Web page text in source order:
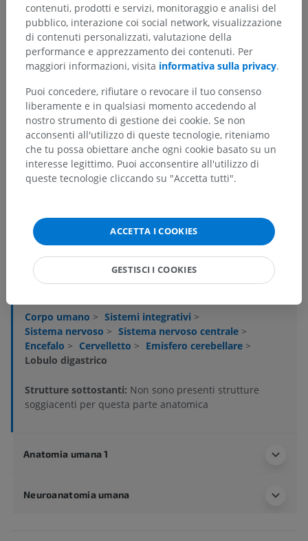
Gerarchia anatomica
Corpo umano > Sistemi integrativi >
Sistema nervoso > Sistema nervoso centrale >
Encefalo > Cervelletto > Emisfero cerebellare >
Lobulo digastrico
Strutture sottostanti: Non sono presenti strutture
soggiacenti per questa parte anatomica
Anatomia umana 1
Neuroanatomia umana
contenuti, prodotti e servizi, monitoraggio e analisi del
pubblico, interazione coi social network, visualizzazione
di contenuti personalizzati, valutazione della
performance e apprezzamento dei contenuti. Per
maggiori informazioni, visita informativa sulla privacy.
Puoi concedere, rifiutare o revocare il tuo consenso
liberamente e in qualsiasi momento accedendo al
nostro strumento di gestione dei cookie. Se non
acconsenti all'utilizzo di queste tecnologie, riteniamo
che tu possa obiettare anche ogni cookie basato su un
interesse legittimo. Puoi acconsentire all'utilizzo di
queste tecnologie cliccando su "Accetta tutti".
ACCETTA I COOKIES
GESTISCI I COOKIES